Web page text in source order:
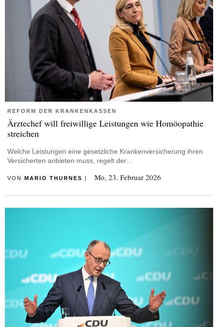
REFORM DER KRANKENKASSEN
Ärztechef will freiwillige Leistungen wie Homöopathie
streichen
Welche Leistungen eine gesetzliche Krankenversicherung ihren
Versicherten anbieten muss, regelt der…
VON MARIO THURNES | Mo, 23. Februar 2026